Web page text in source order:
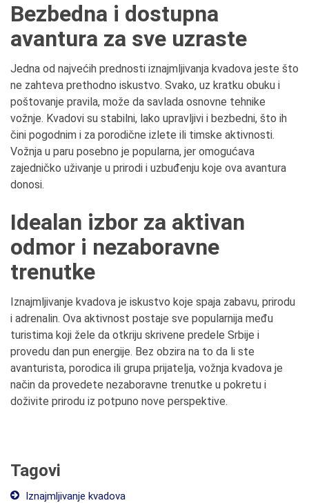
Bezbedna i dostupna
avantura za sve uzraste
Jedna od najvećih prednosti iznajmljivanja kvadova jeste što
ne zahteva prethodno iskustvo. Svako, uz kratku obuku i
poštovanje pravila, može da savlada osnovne tehnike
vožnje. Kvadovi su stabilni, lako upravljivi i bezbedni, što ih
čini pogodnim i za porodične izlete ili timske aktivnosti.
Vožnja u paru posebno je popularna, jer omogućava
zajedničko uživanje u prirodi i uzbuđenju koje ova avantura
donosi.
Idealan izbor za aktivan
odmor i nezaboravne
trenutke
Iznajmljivanje kvadova je iskustvo koje spaja zabavu, prirodu
i adrenalin. Ova aktivnost postaje sve popularnija među
turistima koji žele da otkriju skrivene predele Srbije i
provedu dan pun energije. Bez obzira na to da li ste
avanturista, porodica ili grupa prijatelja, vožnja kvadova je
način da provedete nezaboravne trenutke u pokretu i
doživite prirodu iz potpuno nove perspektive.
Tagovi
Iznajmljivanje kvadova